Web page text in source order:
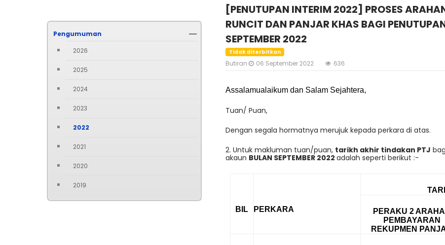
Pengumuman
2026
2025
2024
2023
2022
2021
2020
2019
[PENUTUPAN INTERIM 2022] PROSES
RUNCIT DAN PANJAR KHAS BAGI
SEPTEMBER 2022
Tidak diterbitkan
Butiran 06 September 2022 636
Assalamualaikum dan Salam Sejahtera,
Tuan/ Puan,
Dengan segala hormatnya merujuk kepada perkara di atas.
2. Untuk makluman tuan/puan, tarikh akhir tindakan PTJ
akaun BULAN SEPTEMBER 2022 adalah seperti berikut :-
BIL PERKARA
PERAKU 2
PEMBAYARAN
REKUPMEN